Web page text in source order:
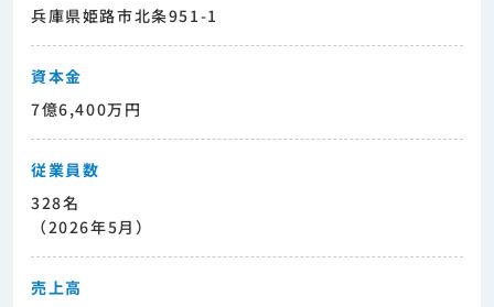
兵庫県姫路市北条951-1
資本金
7億6,400万円
従業員数
328名
（2026年5月）
売上高